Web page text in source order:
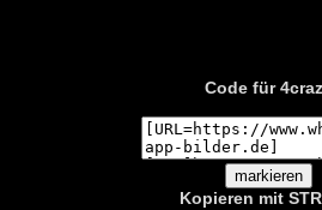
Code für
Kopieren mit